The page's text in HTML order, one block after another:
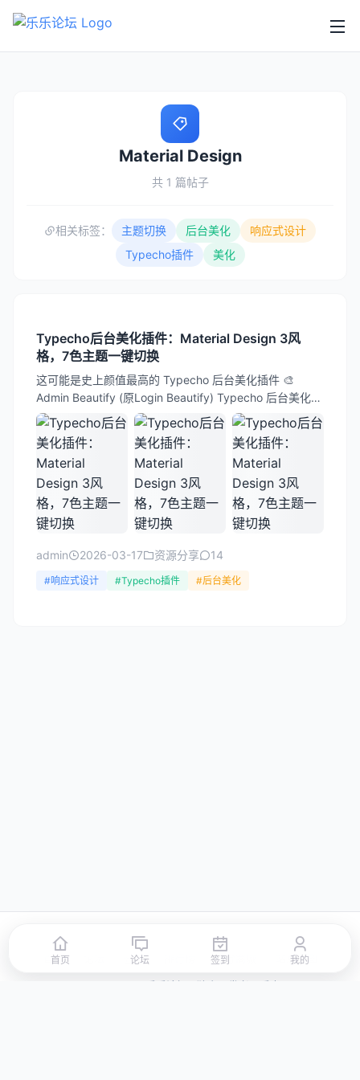
Material Design
共 1 篇帖子
相关标签： 主题切换 后台美化
响应式设计
Typecho插件
美化
Typecho后台美化插件：Material Design 3风
格，7色主题一键切换
这可能是史上颜值最高的 Typecho 后台美化插件 🎨
Admin Beautify (原Login Beautify) Typecho 后台美化插
件 ✨ 功...
admin 2026-03-17 资源分享 14
#响应式设计 #Typecho插件 #后台美化
首页 签到 积分商城 站点地图
© 2026 LLBBS 乐乐论坛 · 独立开发者阿乐出品
首页 论坛 签到 我的